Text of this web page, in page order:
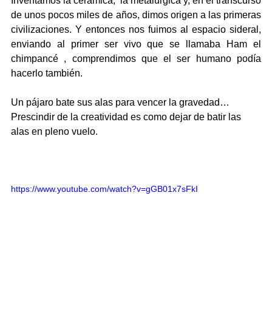
de unos pocos miles de años, dimos origen a las primeras
civilizaciones. Y entonces nos fuimos al espacio sideral,
enviando al primer ser vivo que se llamaba Ham el
chimpancé , comprendimos que el ser humano podía
hacerlo también.
Un pájaro bate sus alas para vencer la gravedad…
Prescindir de la creatividad es como dejar de batir las
alas en pleno vuelo.
https://www.youtube.com/watch?v=gGB01x7sFkI